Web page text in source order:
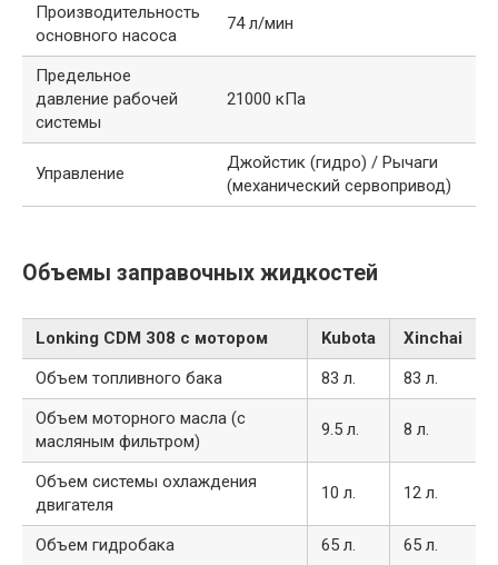
Производительность
основного насоса
74 л/мин
Предельное
давление рабочей
системы
21000 кПа
Управление
Джойстик (гидро) / Рычаги
(механический сервопривод)
Объемы заправочных жидкостей
Lonking CDM 308 с мотором Kubota
Xinchai
Объем топливного бака
83 л.
83 л.
Объем моторного масла (с
масляным фильтром)
9.5 л. 8 л.
Объем системы охлаждения
двигателя
10 л. 12 л.
Объем гидробака 65 л.
65 л.